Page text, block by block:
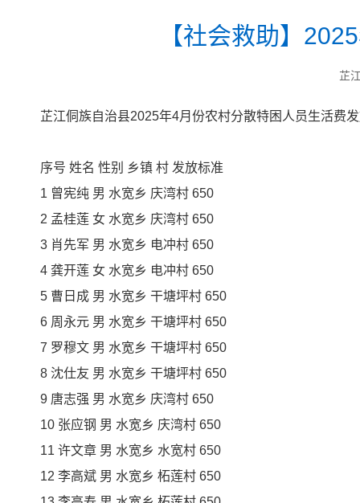
【社会救助】
芷
芷江侗族自治县2025年4月份农村分散特困人员生活费
序号 姓名 性别 乡镇 村 发放标准
1 曾宪纯 男 水宽乡 庆湾村 650
2 孟桂莲 女 水宽乡 庆湾村 650
3 肖先军 男 水宽乡 电冲村 650
4 龚开莲 女 水宽乡 电冲村 650
5 曹日成 男 水宽乡 干塘坪村 650
6 周永元 男 水宽乡 干塘坪村 650
7 罗穆文 男 水宽乡 干塘坪村 650
8 沈仕友 男 水宽乡 干塘坪村 650
9 唐志强 男 水宽乡 庆湾村 650
10 张应钢 男 水宽乡 庆湾村 650
11 许文章 男 水宽乡 水宽村 650
12 李高斌 男 水宽乡 柘莲村 650